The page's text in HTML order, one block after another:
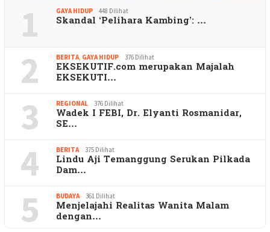
1 GAYA HIDUP 448 Dilihat
Skandal ‘Pelihara Kambing’: …
2 BERITA, GAYA HIDUP 376 Dilihat
EKSEKUTIF.com merupakan Majalah
EKSEKUTI…
3 REGIONAL 376 Dilihat
Wadek I FEBI, Dr. Elyanti Rosmanidar,
SE…
4 BERITA 375 Dilihat
Lindu Aji Temanggung Serukan Pilkada
Dam…
5 BUDAYA 361 Dilihat
Menjelajahi Realitas Wanita Malam
dengan…